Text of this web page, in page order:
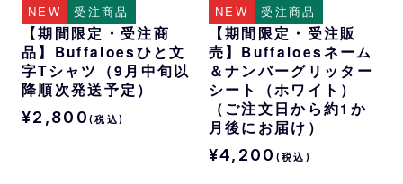
NEW 受注商品
【期間限定・受注商
品】Buffaloesひと文
字Tシャツ（9月中旬以
降順次発送予定）
¥2,800 (税込)
NEW 受注商品
【期間限定・受注販
売】Buffaloesネーム
＆ナンバーグリッター
シート（ホワイト）
（ご注文日から約1か
月後にお届け）
¥4,200 (税込)